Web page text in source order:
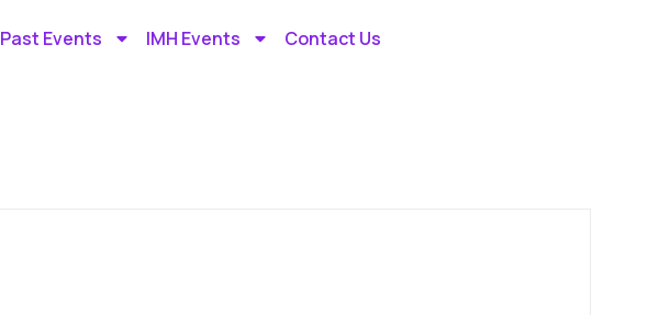
Past Events IMH Events Contact Us